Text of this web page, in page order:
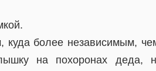
куда более независимым,
на похоронах деда,